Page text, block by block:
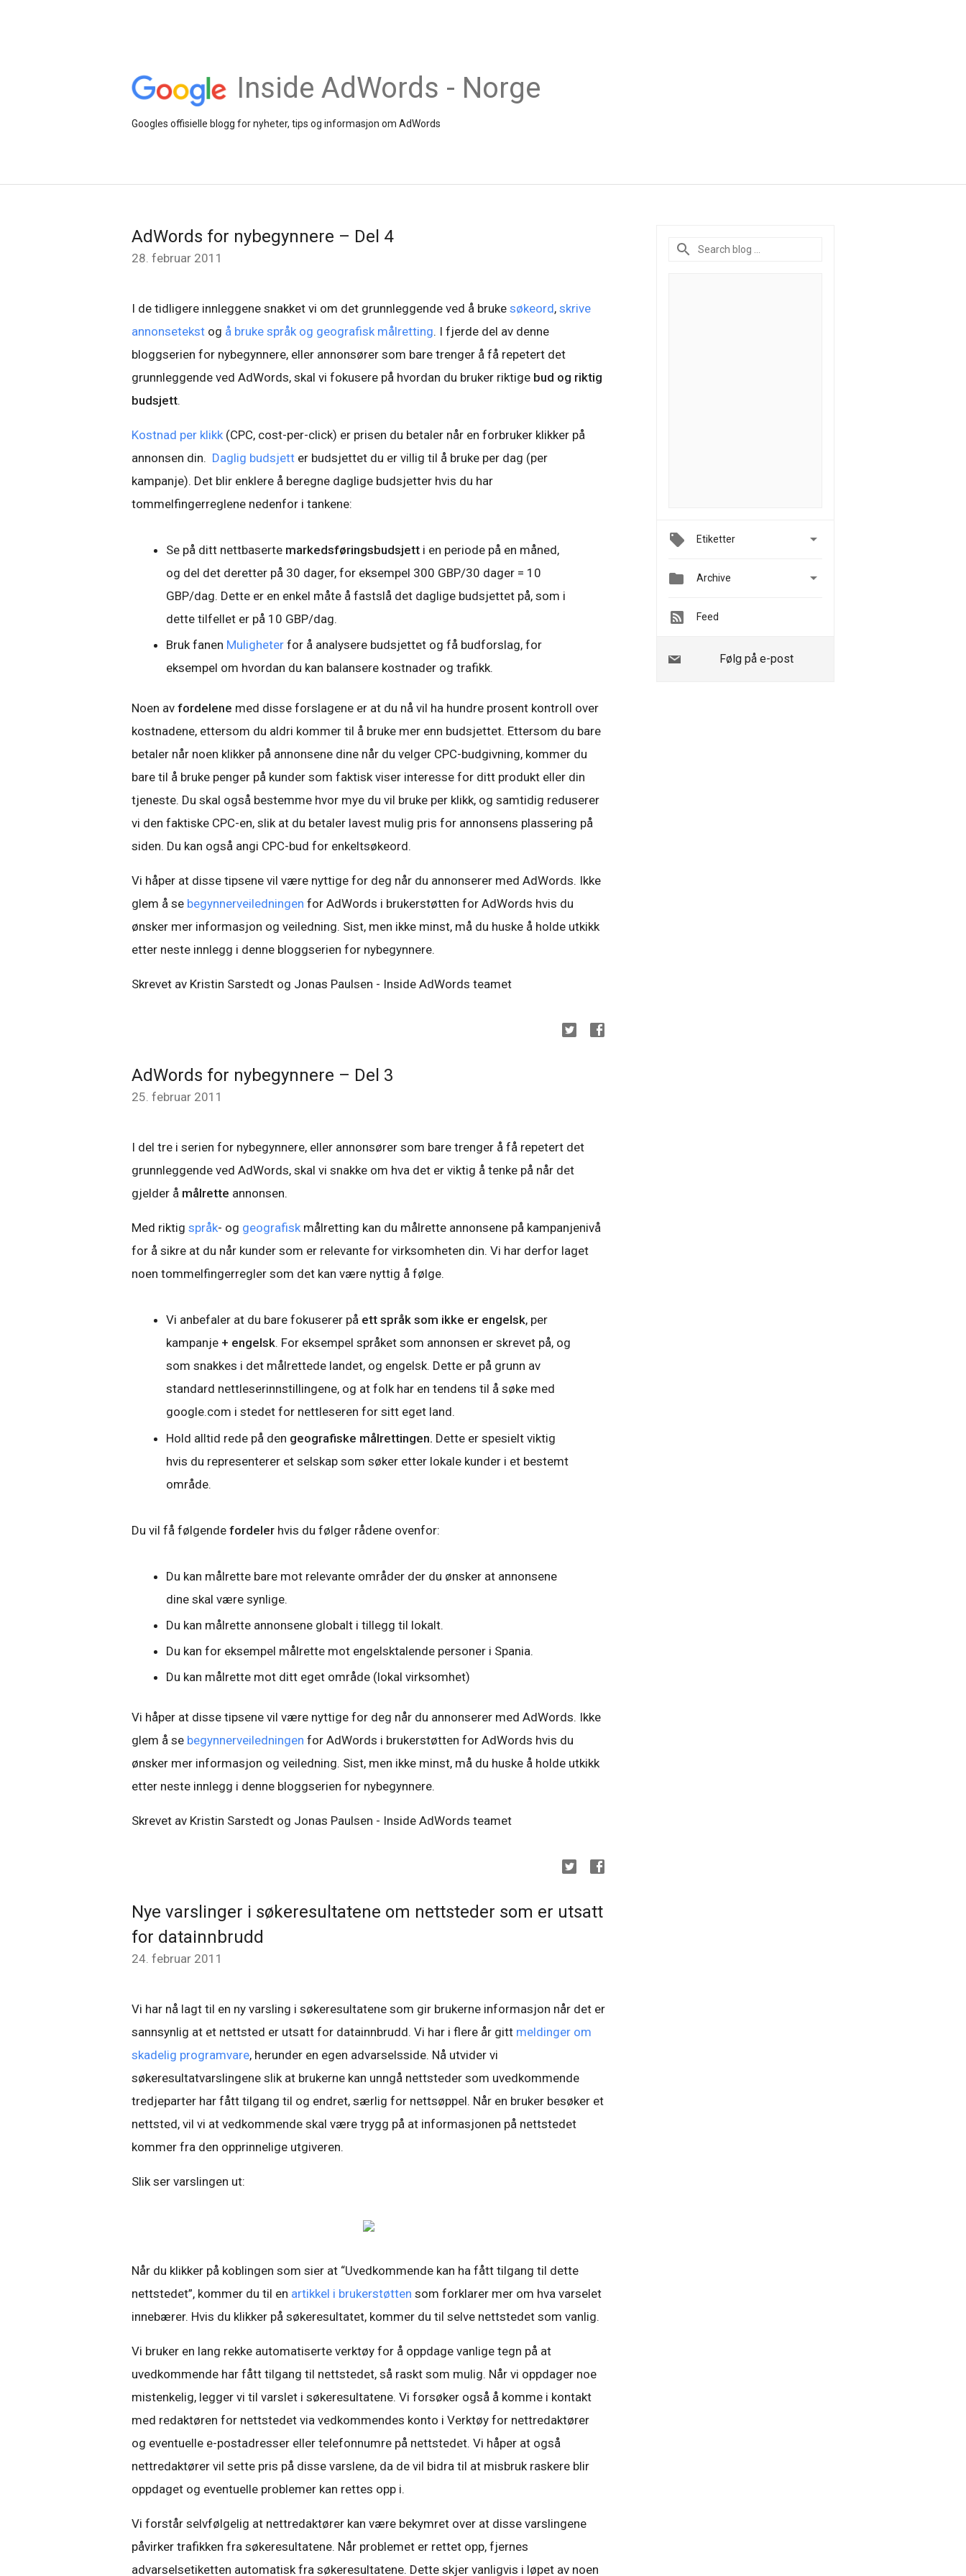
Inside AdWords - Norge
Googles offisielle blogg for nyheter, tips og informasjon om AdWords
AdWords for nybegynnere – Del 4
28. februar 2011
I de tidligere innleggene snakket vi om det grunnleggende ved å bruke søkeord, skrive
annonsetekst og å bruke språk og geografisk målretting. I fjerde del av denne
bloggserien for nybegynnere, eller annonsører som bare trenger å få repetert det
grunnleggende ved AdWords, skal vi fokusere på hvordan du bruker riktige bud og riktig
budsjett.
Kostnad per klikk (CPC, cost-per-click) er prisen du betaler når en forbruker klikker på
annonsen din. Daglig budsjett er budsjettet du er villig til å bruke per dag (per
kampanje). Det blir enklere å beregne daglige budsjetter hvis du har
tommelfingerreglene nedenfor i tankene:
Se på ditt nettbaserte markedsføringsbudsjett i en periode på en måned,
og del det deretter på 30 dager, for eksempel 300 GBP/30 dager = 10
GBP/dag. Dette er en enkel måte å fastslå det daglige budsjettet på, som i
dette tilfellet er på 10 GBP/dag.
Bruk fanen Muligheter for å analysere budsjettet og få budforslag, for
eksempel om hvordan du kan balansere kostnader og trafikk.
Noen av fordelene med disse forslagene er at du nå vil ha hundre prosent kontroll over
kostnadene, ettersom du aldri kommer til å bruke mer enn budsjettet. Ettersom du bare
betaler når noen klikker på annonsene dine når du velger CPC-budgivning, kommer du
bare til å bruke penger på kunder som faktisk viser interesse for ditt produkt eller din
tjeneste. Du skal også bestemme hvor mye du vil bruke per klikk, og samtidig reduserer
vi den faktiske CPC-en, slik at du betaler lavest mulig pris for annonsens plassering på
siden. Du kan også angi CPC-bud for enkeltsøkeord.
Vi håper at disse tipsene vil være nyttige for deg når du annonserer med AdWords. Ikke
glem å se begynnerveiledningen for AdWords i brukerstøtten for AdWords hvis du
ønsker mer informasjon og veiledning. Sist, men ikke minst, må du huske å holde utkikk
etter neste innlegg i denne bloggserien for nybegynnere.
Skrevet av Kristin Sarstedt og Jonas Paulsen - Inside AdWords teamet
AdWords for nybegynnere – Del 3
25. februar 2011
I del tre i serien for nybegynnere, eller annonsører som bare trenger å få repetert det
grunnleggende ved AdWords, skal vi snakke om hva det er viktig å tenke på når det
gjelder å målrette annonsen.
Med riktig språk- og geografisk målretting kan du målrette annonsene på kampanjenivå
for å sikre at du når kunder som er relevante for virksomheten din. Vi har derfor laget
noen tommelfingerregler som det kan være nyttig å følge.
Vi anbefaler at du bare fokuserer på ett språk som ikke er engelsk, per
kampanje + engelsk. For eksempel språket som annonsen er skrevet på, og
som snakkes i det målrettede landet, og engelsk. Dette er på grunn av
standard nettleserinnstillingene, og at folk har en tendens til å søke med
google.com i stedet for nettleseren for sitt eget land.
Hold alltid rede på den geografiske målrettingen. Dette er spesielt viktig
hvis du representerer et selskap som søker etter lokale kunder i et bestemt
område.
Du vil få følgende fordeler hvis du følger rådene ovenfor:
Du kan målrette bare mot relevante områder der du ønsker at annonsene
dine skal være synlige.
Du kan målrette annonsene globalt i tillegg til lokalt.
Du kan for eksempel målrette mot engelsktalende personer i Spania.
Du kan målrette mot ditt eget område (lokal virksomhet)
Vi håper at disse tipsene vil være nyttige for deg når du annonserer med AdWords. Ikke
glem å se begynnerveiledningen for AdWords i brukerstøtten for AdWords hvis du
ønsker mer informasjon og veiledning. Sist, men ikke minst, må du huske å holde utkikk
etter neste innlegg i denne bloggserien for nybegynnere.
Skrevet av Kristin Sarstedt og Jonas Paulsen - Inside AdWords teamet
Nye varslinger i søkeresultatene om nettsteder som er utsatt
for datainnbrudd
24. februar 2011
Vi har nå lagt til en ny varsling i søkeresultatene som gir brukerne informasjon når det er
sannsynlig at et nettsted er utsatt for datainnbrudd. Vi har i flere år gitt meldinger om
skadelig programvare, herunder en egen advarselsside. Nå utvider vi
søkeresultatvarslingene slik at brukerne kan unngå nettsteder som uvedkommende
tredjeparter har fått tilgang til og endret, særlig for nettsøppel. Når en bruker besøker et
nettsted, vil vi at vedkommende skal være trygg på at informasjonen på nettstedet
kommer fra den opprinnelige utgiveren.
Slik ser varslingen ut:
Når du klikker på koblingen som sier at “Uvedkommende kan ha fått tilgang til dette
nettstedet”, kommer du til en artikkel i brukerstøtten som forklarer mer om hva varselet
innebærer. Hvis du klikker på søkeresultatet, kommer du til selve nettstedet som vanlig.
Vi bruker en lang rekke automatiserte verktøy for å oppdage vanlige tegn på at
uvedkommende har fått tilgang til nettstedet, så raskt som mulig. Når vi oppdager noe
mistenkelig, legger vi til varslet i søkeresultatene. Vi forsøker også å komme i kontakt
med redaktøren for nettstedet via vedkommendes konto i Verktøy for nettredaktører
og eventuelle e-postadresser eller telefonnumre på nettstedet. Vi håper at også
nettredaktører vil sette pris på disse varslene, da de vil bidra til at misbruk raskere blir
oppdaget og eventuelle problemer kan rettes opp i.
Vi forstår selvfølgelig at nettredaktører kan være bekymret over at disse varslingene
påvirker trafikken fra søkeresultatene. Når problemet er rettet opp, fjernes
advarselsetiketten automatisk fra søkeresultatene. Dette skjer vanligvis i løpet av noen
Etiketter 
 Archive 
Feed
Følg på e-post